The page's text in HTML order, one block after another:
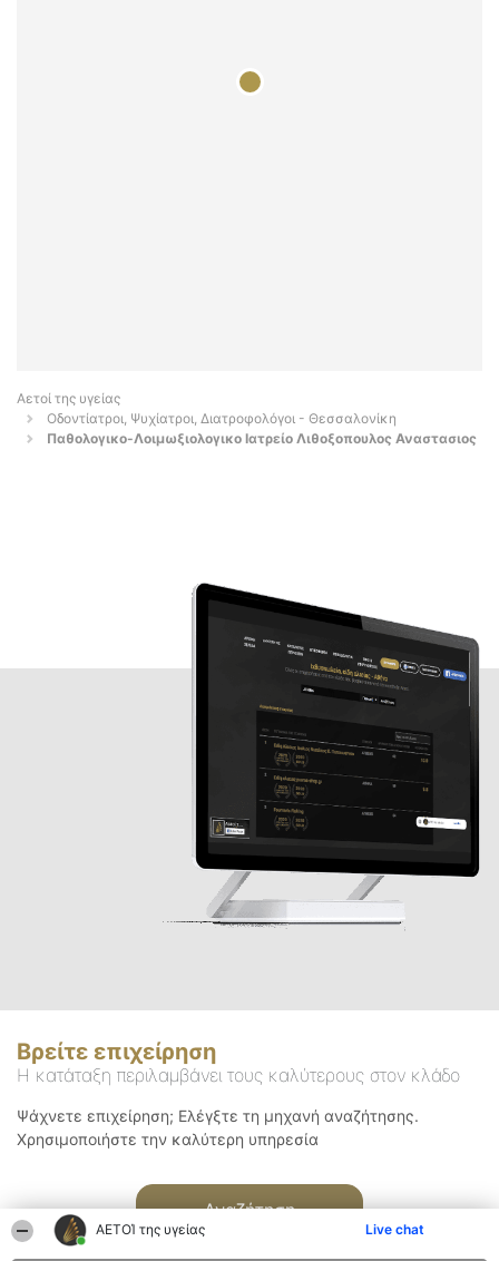
ΑΕΤΟΊ της υγείας Live chat
Αετοί της υγείας
Οδοντίατροι, Ψυχίατροι, Διατροφολόγοι - Θεσσαλονίκη
Παθολογικο-Λοιμωξιολογικο Ιατρείο Λιθοξοπουλος Αναστασιος
Βρείτε επιχείρηση
Η κατάταξη περιλαμβάνει τους καλύτερους στον κλάδο
Ψάχνετε επιχείρηση; Ελέγξτε τη μηχανή αναζήτησης.
Χρησιμοποιήστε την καλύτερη υπηρεσία
Αναζήτηση